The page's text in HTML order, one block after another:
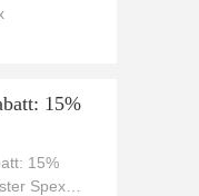
15%
15%
Spex